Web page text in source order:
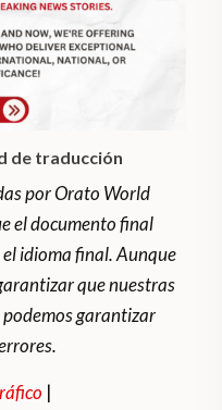
de traducción
por Orato World
el documento final
idioma final. Aunque
que nuestras
garantizar
|